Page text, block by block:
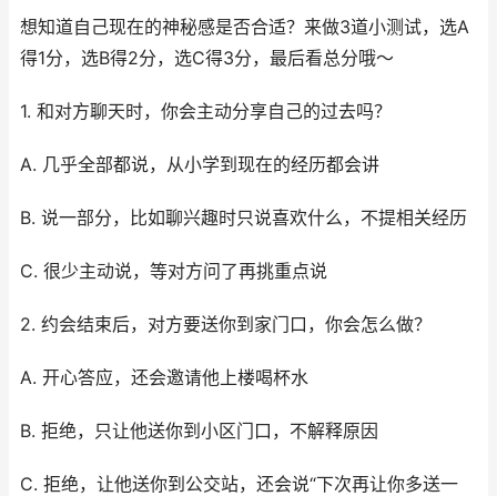
想知道自己现在的神秘感是否合适？来做3道小测试，选A
得1分，选B得2分，选C得3分，最后看总分哦～
1. 和对方聊天时，你会主动分享自己的过去吗？
A. 几乎全部都说，从小学到现在的经历都会讲
B. 说一部分，比如聊兴趣时只说喜欢什么，不提相关经历
C. 很少主动说，等对方问了再挑重点说
2. 约会结束后，对方要送你到家门口，你会怎么做？
A. 开心答应，还会邀请他上楼喝杯水
B. 拒绝，只让他送你到小区门口，不解释原因
C. 拒绝，让他送你到公交站，还会说“下次再让你多送一